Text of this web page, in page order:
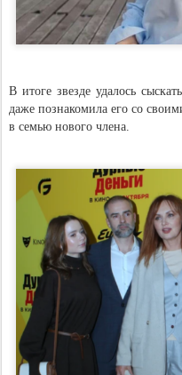
В итоге звезде удалось
даже познакомила его со
в семью нового члена.